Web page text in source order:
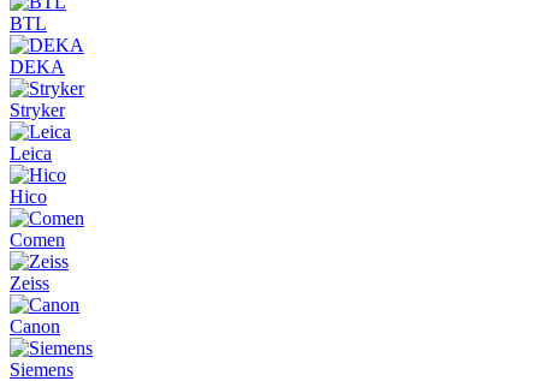
BTL
DEKA
Stryker
Leica
Hico
Comen
Zeiss
Canon
Siemens